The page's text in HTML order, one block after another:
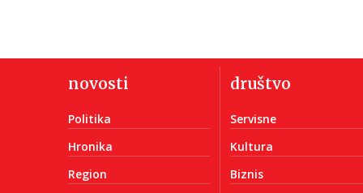
novosti
Politika
Hronika
Region
društvo
Servisne
Kultura
Biznis